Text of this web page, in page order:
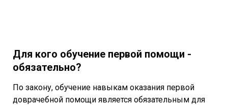
Для кого обучение первой помощи -
обязательно?
По закону, обучение навыкам оказания первой
доврачебной помощи является обязательным для